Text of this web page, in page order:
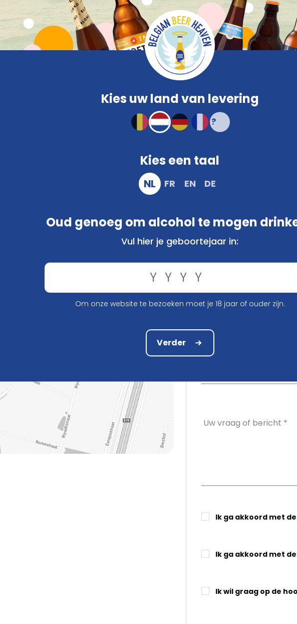
Vergelijken
Selections Gods Safe BierglazenPromo Brouwerij Snacks Kleur Kenmerken
Compact en stevig verpakt
schade of de verzending ervan?
E-mailadres *
Uw vraag of bericht *
Ik ga akkoord met de
Ik ga akkoord met de
Ik wil graag op de
Kies uw land van levering
Kies een taal
NL FR EN DE
Oud genoeg om alcohol te mogen
Vul hier je geboortejaar in:
Om onze website te bezoeken moet je 18 jaar of ouder zijn.
Verder